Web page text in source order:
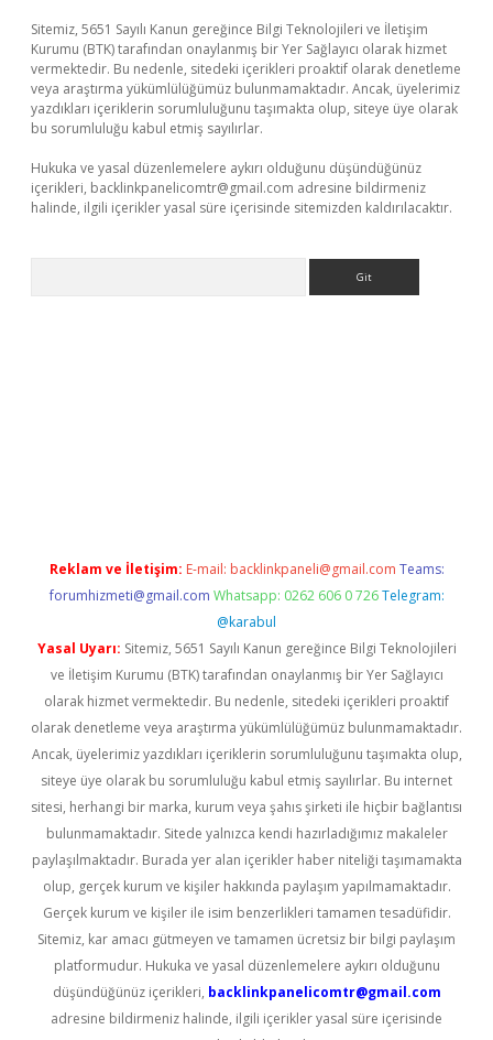
Sitemiz, 5651 Sayılı Kanun gereğince Bilgi Teknolojileri ve İletişim
Kurumu (BTK) tarafından onaylanmış bir Yer Sağlayıcı olarak hizmet
vermektedir. Bu nedenle, sitedeki içerikleri proaktif olarak denetleme
veya araştırma yükümlülüğümüz bulunmamaktadır. Ancak, üyelerimiz
yazdıkları içeriklerin sorumluluğunu taşımakta olup, siteye üye olarak
bu sorumluluğu kabul etmiş sayılırlar.
Hukuka ve yasal düzenlemelere aykırı olduğunu düşündüğünüz
içerikleri, backlinkpanelicomtr@gmail.com adresine bildirmeniz
halinde, ilgili içerikler yasal süre içerisinde sitemizden kaldırılacaktır.
Reklam ve İletişim: E-mail: backlinkpaneli@gmail.com Teams:
forumhizmeti@gmail.com Whatsapp: 0262 606 0 726 Telegram:
@karabul
Yasal Uyarı: Sitemiz, 5651 Sayılı Kanun gereğince Bilgi Teknolojileri
ve İletişim Kurumu (BTK) tarafından onaylanmış bir Yer Sağlayıcı
olarak hizmet vermektedir. Bu nedenle, sitedeki içerikleri proaktif
olarak denetleme veya araştırma yükümlülüğümüz bulunmamaktadır.
Ancak, üyelerimiz yazdıkları içeriklerin sorumluluğunu taşımakta olup,
siteye üye olarak bu sorumluluğu kabul etmiş sayılırlar. Bu internet
sitesi, herhangi bir marka, kurum veya şahıs şirketi ile hiçbir bağlantısı
bulunmamaktadır. Sitede yalnızca kendi hazırladığımız makaleler
paylaşılmaktadır. Burada yer alan içerikler haber niteliği taşımamakta
olup, gerçek kurum ve kişiler hakkında paylaşım yapılmamaktadır.
Gerçek kurum ve kişiler ile isim benzerlikleri tamamen tesadüfidir.
Sitemiz, kar amacı gütmeyen ve tamamen ücretsiz bir bilgi paylaşım
platformudur. Hukuka ve yasal düzenlemelere aykırı olduğunu
düşündüğünüz içerikleri, backlinkpanelicomtr@gmail.com
adresine bildirmeniz halinde, ilgili içerikler yasal süre içerisinde